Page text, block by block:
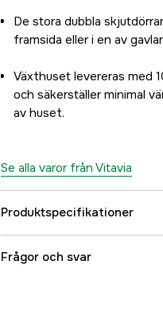
De stora dubbla
framsida eller i en av
Växthuset levereras med
och säkerställer minimal
av huset.
Se alla varor från Vitavia
Produktspecifikationer
Sockel ingår
Frågor och svar